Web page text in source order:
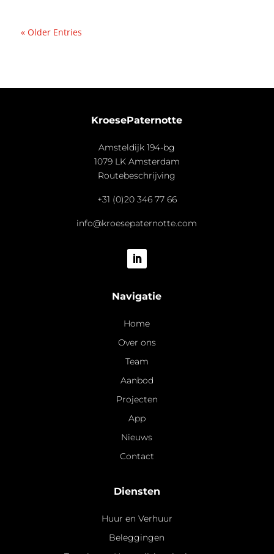
« Older Entries
KroesePaternotte
Amsteldijk 194-bg
1079 LK Amsterdam
Routebeschrijving
+31 (0)20 346 77 66
info@kroesepaternotte.com
Navigatie
Home
Over ons
Team
Aanbod
Projecten
App
Nieuws
Contact
Diensten
Huur en Verhuur
Beleggingen